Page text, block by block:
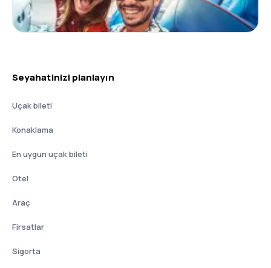
Seyahatinizi planlayın
Uçak bileti
Konaklama
En uygun uçak bileti
Otel
Araç
Firsatlar
Sigorta